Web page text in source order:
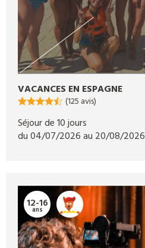
VACANCES EN ESPAGNE
(125 avis)
Séjour de 10 jours
du 04/07/2026 au 20/08/2026
12-16
ans